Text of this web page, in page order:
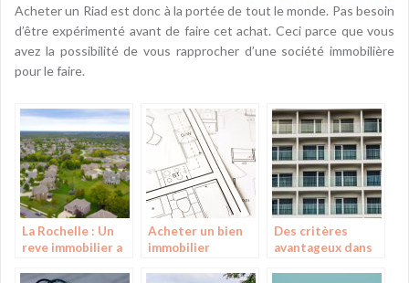
Acheter un Riad est donc à la portée de tout le monde. Pas besoin
d’être expérimenté avant de faire cet achat. Ceci parce que vous
avez la possibilité de vous rapprocher d’une société immobilière
pour le faire.
La Rochelle : Un
reve immobilier a
Acheter un bien
immobilier
Des critères
avantageux dans